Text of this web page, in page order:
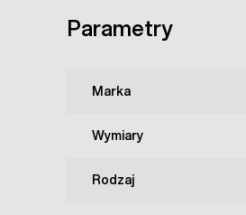
Parametry
Marka
Wymiary
Rodzaj